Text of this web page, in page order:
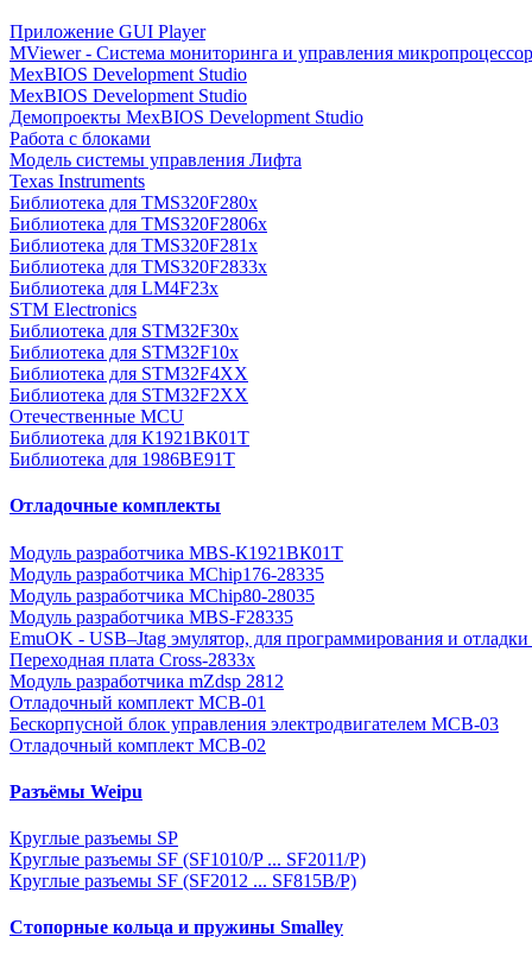
Приложение GUI Player
MViewer - Система мониторинга и управления
MexBIOS Development Studio
MexBIOS Development Studio
Демопроекты MexBIOS Development Studio
Работа с блоками
Модель системы управления Лифта
Texas Instruments
Библиотека для TMS320F280x
Библиотека для TMS320F2806x
Библиотека для TMS320F281x
Библиотека для TMS320F2833x
Библиотека для LM4F23x
STM Electronics
Библиотека для STM32F30x
Библиотека для STM32F10x
Библиотека для STM32F4XX
Библиотека для STM32F2XX
Отечественные MCU
Библиотека для К1921ВК01Т
Библиотека для 1986BE91T
Отладочные комплекты
Модуль разработчика MBS-К1921ВК01Т
Модуль разработчика MChip176-28335
Модуль разработчика MChip80-28035
Модуль разработчика MBS-F28335
EmuOK - USB–Jtag эмулятор, для программирования и
Переходная плата Cross-2833x
Модуль разработчика mZdsp 2812
Отладочный комплект MCB-01
Бескорпусной блок управления электродвигателем MCB-03
Отладочный комплект MCB-02
Разъёмы Weipu
Круглые разъемы SP
Круглые разъемы SF (SF1010/P ... SF2011/P)
Круглые разъемы SF (SF2012 ... SF815B/P)
Стопорные кольца и пружины Smalley